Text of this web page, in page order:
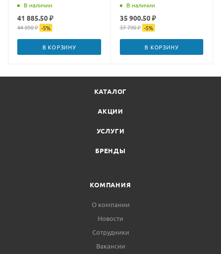
В наличии
41 885.50 ₽
44 090 ₽ -5%
В КОРЗИНУ
В наличии
35 900.50 ₽
37 790 ₽ -5%
В КОРЗИНУ
КАТАЛОГ
АКЦИИ
УСЛУГИ
БРЕНДЫ
КОМПАНИЯ
О компании
Новости
Сотрудники
Вакансии